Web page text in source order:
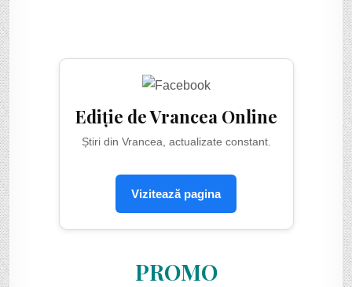
Ediție de Vrancea Online
Știri din Vrancea, actualizate constant.
Vizitează pagina
PROMO